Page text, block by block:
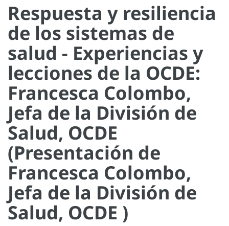
Respuesta y resiliencia
de los sistemas de
salud - Experiencias y
lecciones de la OCDE:
Francesca Colombo,
Jefa de la División de
Salud, OCDE
(Presentación de
Francesca Colombo,
Jefa de la División de
Salud, OCDE )